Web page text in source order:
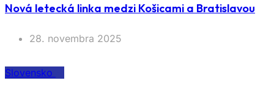
Nová letecká linka medzi Košicami a Bratislavou
28. novembra 2025
Slovensko